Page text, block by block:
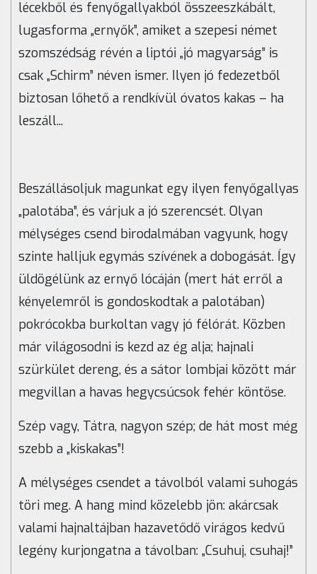
lécekből és fenyőgallyakból összeeszkábált,
lugasforma „ernyők”, amiket a szepesi német
szomszédság révén a liptói „jó magyarság” is
csak „Schirm” néven ismer. Ilyen jó fedezetből
biztosan lőhető a rendkívül óvatos kakas – ha
leszáll...
Beszállásoljuk magunkat egy ilyen fenyőgallyas
„palotába”, és várjuk a jó szerencsét. Olyan
mélységes csend birodalmában vagyunk, hogy
szinte halljuk egymás szívének a dobogását. Így
üldögélünk az ernyő lócáján (mert hát erről a
kényelemről is gondoskodtak a palotában)
pokrócokba burkoltan vagy jó félórát. Közben
már világosodni is kezd az ég alja; hajnali
szürkület dereng, és a sátor lombjai között már
megvillan a havas hegycsúcsok fehér köntöse.
Szép vagy, Tátra, nagyon szép; de hát most még
szebb a „kiskakas”!
A mélységes csendet a távolból valami suhogás
töri meg. A hang mind közelebb jön: akárcsak
valami hajnaltájban hazavetődő virágos kedvű
legény kurjongatna a távolban: „Csuhuj, csuhaj!”